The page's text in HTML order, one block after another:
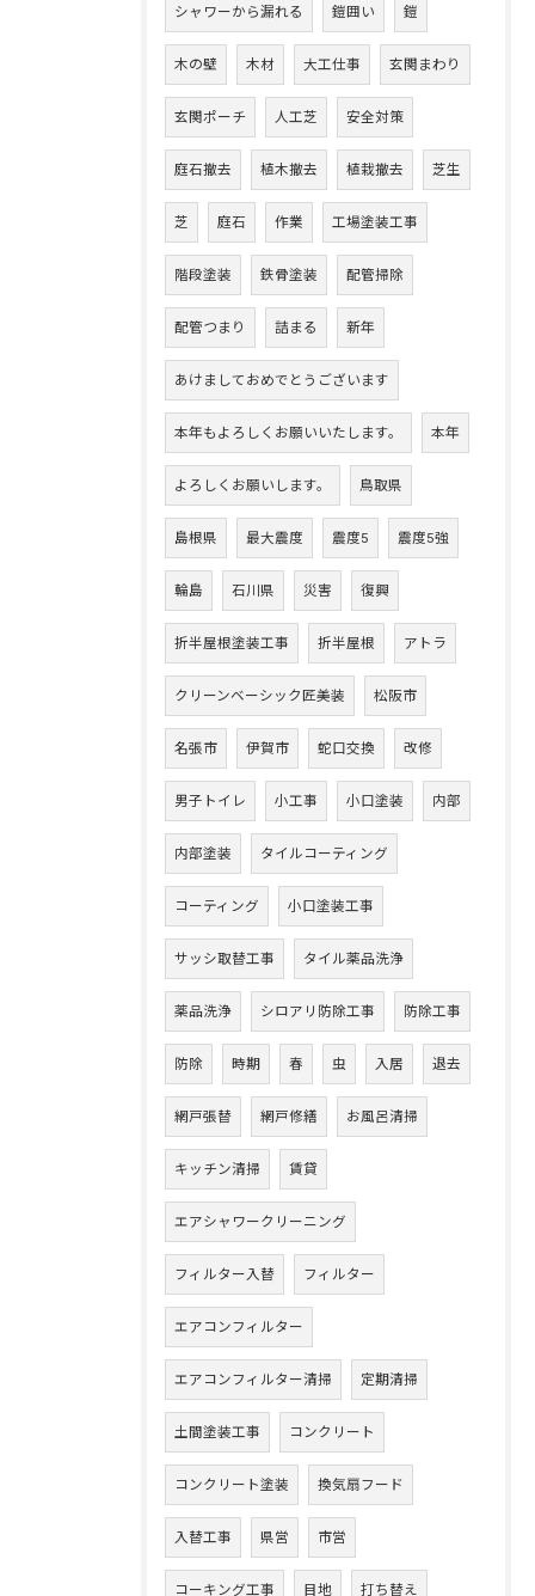
シャワーから漏れる 鎧囲い 鎧
木の壁 木材 大工仕事 玄関まわり
玄関ポーチ 人工芝 安全対策
庭石撤去 植木撤去 植栽撤去 芝生
芝 庭石 作業 工場塗装工事
階段塗装 鉄骨塗装 配管掃除
配管つまり 詰まる 新年
あけましておめでとうございます
本年もよろしくお願いいたします。 本年
よろしくお願いします。 鳥取県
島根県 最大震度 震度5 震度5強
輪島 石川県 災害 復興
折半屋根塗装工事 折半屋根 アトラ
クリーンベーシック匠美装 松阪市
名張市 伊賀市 蛇口交換 改修
男子トイレ 小工事 小口塗装 内部
内部塗装 タイルコーティング
コーティング 小口塗装工事
サッシ取替工事 タイル薬品洗浄
薬品洗浄 シロアリ防除工事 防除工事
防除 時期 春 虫 入居 退去
網戸張替 網戸修繕 お風呂清掃
キッチン清掃 賃貸
エアシャワークリーニング
フィルター入替 フィルター
エアコンフィルター
エアコンフィルター清掃 定期清掃
土間塗装工事 コンクリート
コンクリート塗装 換気扇フード
入替工事 県営 市営
コーキング工事 目地 打ち替え